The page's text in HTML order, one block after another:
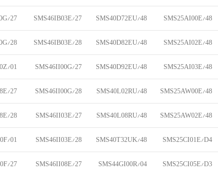
SMS25AI00E/48
SMS40D72EU/48
SMS46IB03E/27
27
SMS25AI02E/48
SMS40D82EU/48
SMS46IB03E/28
28
SMS25AI03E/48
SMS40D92EU/48
SMS46II00G/27
01
SMS25AW00E/48
SMS40L02RU/48
SMS46II00G/28
27
SMS25AW02E/48
SMS40L08RU/48
SMS46II03E/27
28
SMS25CI01E/D4
SMS40T32UK/48
SMS46II03E/28
01
SMS25CI05E/D3
SMS44GI00R/04
SMS46II08E/27
27